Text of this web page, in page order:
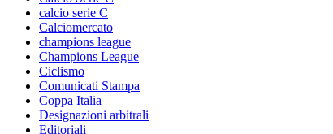
calcio serie C
Calciomercato
champions league
Champions League
Ciclismo
Comunicati Stampa
Coppa Italia
Designazioni arbitrali
Editoriali